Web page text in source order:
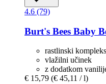
4.6 (79)
Burt's Bees Baby
rastlinski
vlažilni učinek
z dodatkom
€ 15,79 (€ 45,11 / l)